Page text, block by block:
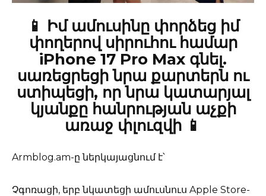
📱 Իմ ամուսինը փորձեց իմ
փողերով սիրուհու համար
iPhone 17 Pro Max գնել.
սառեցրեցի նրա քարտերն ու
ստիպեցի, որ նրա կատարյալ
կյանքը հանրության աչքի
առաջ փլուզվի 📱
Armblog.am-ը ներկայացնում է՝
Չգոռացի, երբ նկատեցի ամուսնուս Apple Store-